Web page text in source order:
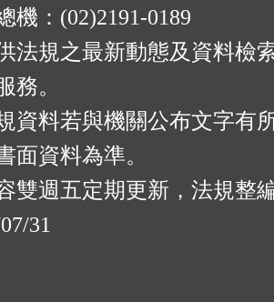
：(02)2191-0189
法規之最新動態及資料檢
務。
資料若與機關公布文字有
面資料為準。
雙週五定期更新，法規整
31